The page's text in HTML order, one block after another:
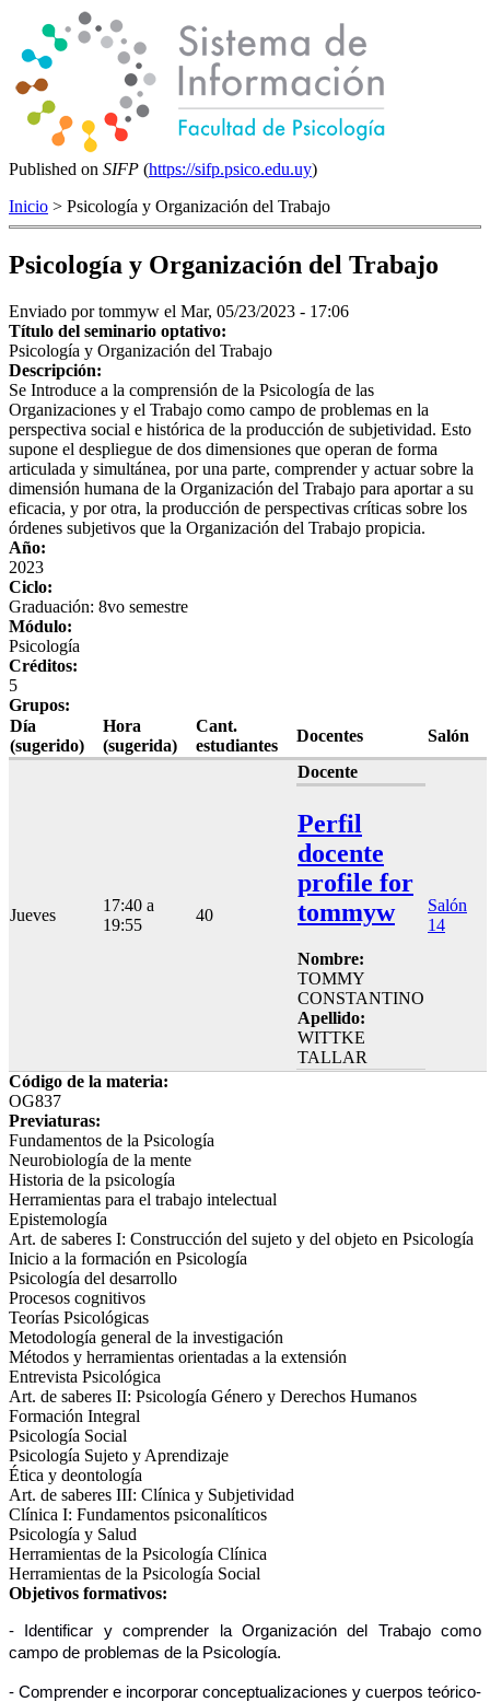
Published on SIFP (https://sifp.psico.edu.uy)
Inicio > Psicología y Organización del Trabajo
Psicología y Organización del Trabajo
Enviado portommyw el Mar, 05/23/2023 - 17:06
Título del seminario optativo:
Psicología y Organización del Trabajo
Descripción:
Se Introduce a la comprensión de la Psicología de las
Organizaciones y el Trabajo como campo de problemas en la
perspectiva social e histórica de la producción de subjetividad. Esto
supone el despliegue de dos dimensiones que operan de forma
articulada y simultánea, por una parte, comprender y actuar sobre la
dimensión humana de la Organización del Trabajo para aportar a su
eficacia, y por otra, la producción de perspectivas críticas sobre los
órdenes subjetivos que la Organización del Trabajo propicia.
Año:
2023
Ciclo:
Graduación: 8vo semestre
Módulo:
Psicología
Créditos:
5
Grupos:
Día
(sugerido)
Hora
(sugerida)
Cant.
estudiantes
Docentes Salón
Jueves
17:40 a
19:55
40
Docente
Perfil
docente
profile for
tommyw
Nombre:
TOMMY
CONSTANTINO
Apellido:
WITTKE
TALLAR
Salón
14
Código de la materia:
OG837
Previaturas:
Fundamentos de la Psicología
Neurobiología de la mente
Historia de la psicología
Herramientas para el trabajo intelectual
Epistemología
Art. de saberes I: Construcción del sujeto y del objeto en Psicología
Inicio a la formación en Psicología
Psicología del desarrollo
Procesos cognitivos
Teorías Psicológicas
Metodología general de la investigación
Métodos y herramientas orientadas a la extensión
Entrevista Psicológica
Art. de saberes II: Psicología Género y Derechos Humanos
Formación Integral
Psicología Social
Psicología Sujeto y Aprendizaje
Ética y deontología
Art. de saberes III: Clínica y Subjetividad
Clínica I: Fundamentos psiconalíticos
Psicología y Salud
Herramientas de la Psicología Clínica
Herramientas de la Psicología Social
Objetivos formativos:
- Identificar y comprender la Organización del Trabajo como
campo de problemas de la Psicología.
- Comprender e incorporar conceptualizaciones y cuerpos teórico-